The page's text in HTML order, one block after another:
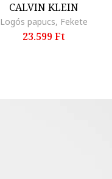
CALVIN KLEIN
Logós papucs, Fekete
23.599 Ft